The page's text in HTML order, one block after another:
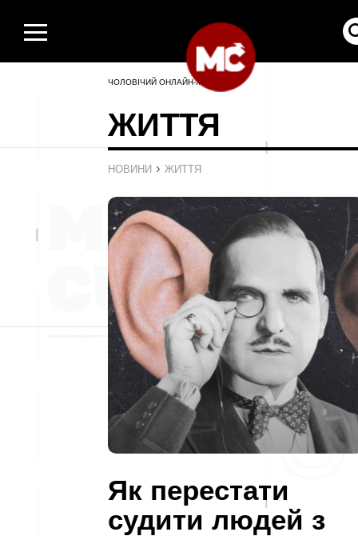
ЧОЛОВІЧИЙ ОНЛАЙН-ЖУРНАЛ
ЖИТТЯ
НОВИНИ › ЖИТТЯ
Як перестати
судити людей з